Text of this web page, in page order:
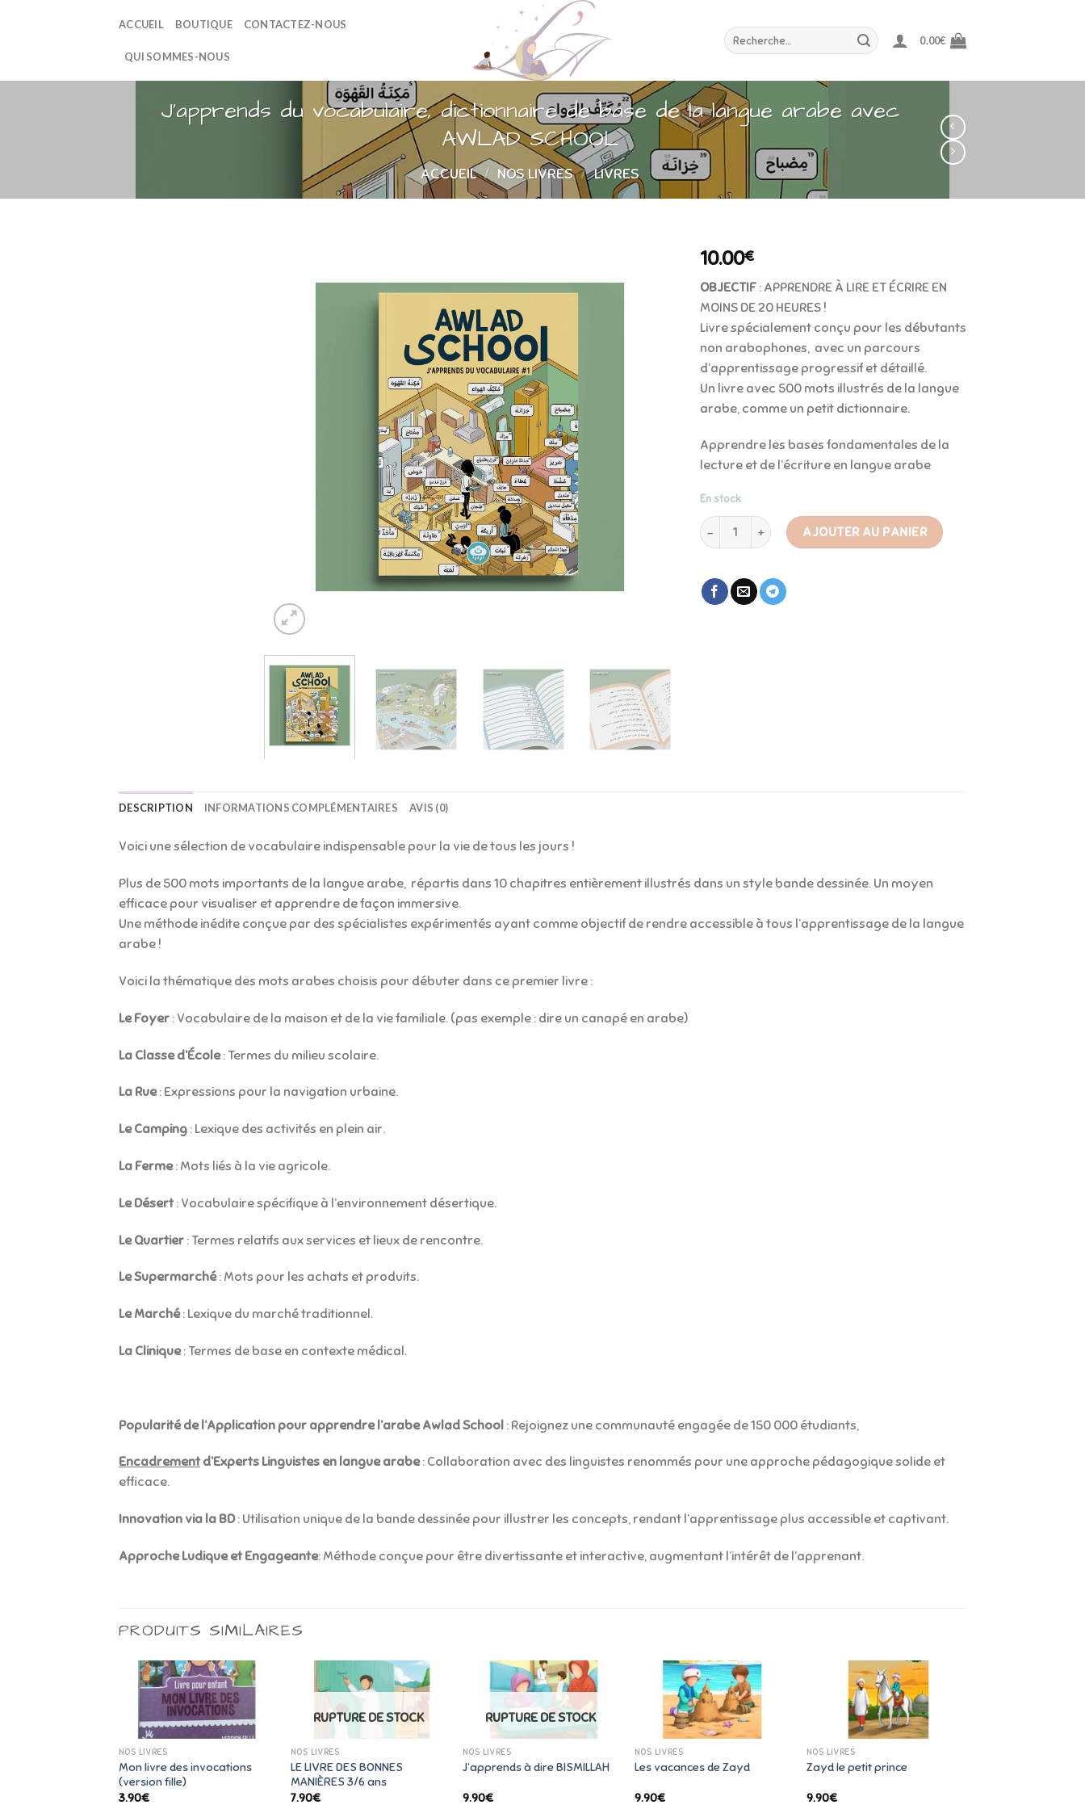
ACCUEIL BOUTIQUE CONTACTEZ-NOUS
QUI SOMMES-NOUS
Recherche
pour :
0.00€
J’apprends du vocabulaire, dictionnaire de base de la langue arabe avec
AWLAD SCHOOL
ACCUEIL / NOS LIVRES / LIVRES
10.00€
OBJECTIF : APPRENDRE À LIRE ET ÉCRIRE EN
MOINS DE 20 HEURES !
Livre spécialement conçu pour les débutants
non arabophones, avec un parcours
d’apprentissage progressif et détaillé.
Un livre avec 500 mots illustrés de la langue
arabe, comme un petit dictionnaire.
Apprendre les bases fondamentales de la
lecture et de l’écriture en langue arabe
En stock
quantité de J'apprends du vocabulaire, dictionnaire de base de la langue
AJOUTER AU PANIER
DESCRIPTION INFORMATIONS COMPLÉMENTAIRES AVIS (0)
Voici une sélection de vocabulaire indispensable pour la vie de tous les jours !
Plus de 500 mots importants de la langue arabe, répartis dans 10 chapitres entièrement illustrés dans un style bande dessinée. Un moyen
efficace pour visualiser et apprendre de façon immersive.
Une méthode inédite conçue par des spécialistes expérimentés ayant comme objectif de rendre accessible à tous l’apprentissage de la langue
arabe !
Voici la thématique des mots arabes choisis pour débuter dans ce premier livre :
Le Foyer : Vocabulaire de la maison et de la vie familiale. (pas exemple : dire un canapé en arabe)
La Classe d’École: Termes du milieu scolaire.
La Rue: Expressions pour la navigation urbaine.
Le Camping : Lexique des activités en plein air.
La Ferme: Mots liés à la vie agricole.
Le Désert: Vocabulaire spécifique à l’environnement désertique.
Le Quartier : Termes relatifs aux services et lieux de rencontre.
Le Supermarché: Mots pour les achats et produits.
Le Marché: Lexique du marché traditionnel.
La Clinique: Termes de base en contexte médical.
Popularité de l’Application pour apprendre l’arabe Awlad School : Rejoignez une communauté engagée de 150 000 étudiants,
Encadrementd’Experts Linguistes en langue arabe: Collaboration avec des linguistes renommés pour une approche pédagogique solide et
efficace.
Innovation via la BD: Utilisation unique de la bande dessinée pour illustrer les concepts, rendant l’apprentissage plus accessible et captivant.
Approche Ludique et Engageante: Méthode conçue pour être divertissante et interactive, augmentant l’intérêt de l’apprenant.
PRODUITS SIMILAIRES
NOS LIVRES
Mon livre des invocations
(version fille)
3.90€
RUPTURE DE STOCK
NOS LIVRES
LE LIVRE DES BONNES
MANIÈRES 3/6 ans
7.90€
RUPTURE DE STOCK
NOS LIVRES
J’apprends à dire BISMILLAH
9.90€
NOS LIVRES
Les vacances de Zayd
9.90€
NOS LIVRES
Zayd le petit prince
9.90€